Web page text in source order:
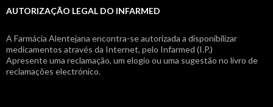
AUTORIZAÇÃO LEGAL DO INFARMED
A Farmácia Alentejana encontra-se autorizada a disponibilizar
medicamentos através da Internet, pelo Infarmed (I.P.)
Apresente uma reclamação, um elogio ou uma sugestão no livro de
reclamações electrónico.